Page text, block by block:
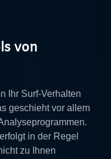
von
Ihr Surf-Verhalten
geschieht vor allem
in der Regel
zu Ihnen